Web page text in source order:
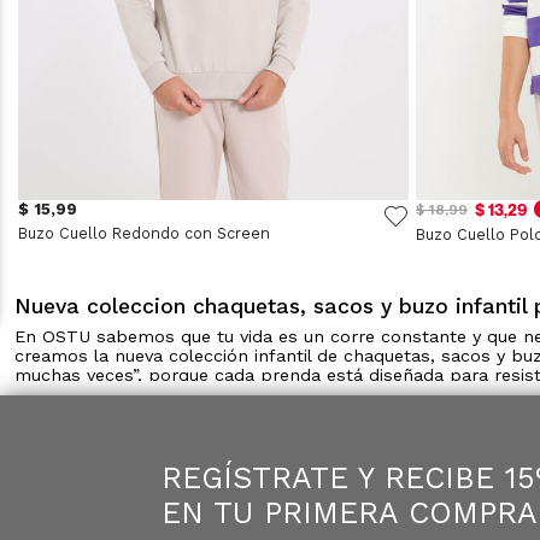
$ 15,99
Buzo Cuello Redondo con Screen
$ 18,99 $ 13,29
Buzo Cuello
Nueva coleccion chaquetas, sacos y buzo infantil
En OSTU sabemos que tu vida es un corre constante y que
creamos la nueva colección infantil de chaquetas, sacos y
muchas veces”, porque cada prenda está diseñada para
capucha para protegerlos de la lluvia y diseños con
que tú tengas una preocupación menos.
Sacos versátiles y cómodos
REGÍSTRATE Y RECIBE
EN TU PRIMERA